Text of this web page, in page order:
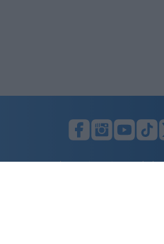
LUNIFIN S.r.l. a socio unico. Sede